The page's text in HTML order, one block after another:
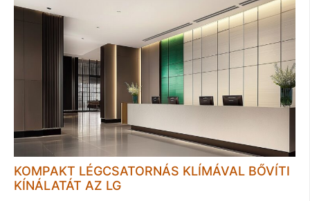
KOMPAKT LÉGCSATORNÁS KLÍMÁVAL BŐVÍTI
KÍNÁLATÁT AZ LG